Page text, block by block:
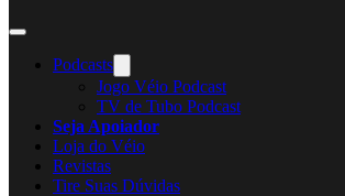
Podcasts
Jogo Véio Podcast
TV de Tubo Podcast
Seja Apoiador
Loja do Véio
Revistas
Tire Suas Dúvidas